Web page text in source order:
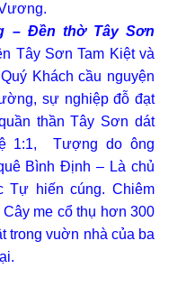
– Đền thờ Tây Sơn
Tây Sơn Tam Kiệt và
Khách cầu nguyện
sự nghiệp đỗ đạt
thần Tây Sơn dát
1:1, Tượng do ông
Bình Định – Là chủ
Tự hiến cúng. Chiêm
me cổ thụ hơn 300
trong vuờn nhà của ba